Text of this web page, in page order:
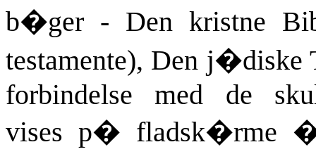
b�ger - Den kristne
testamente), Den j�diske
forbindelse med de
vises p� fladsk�rme